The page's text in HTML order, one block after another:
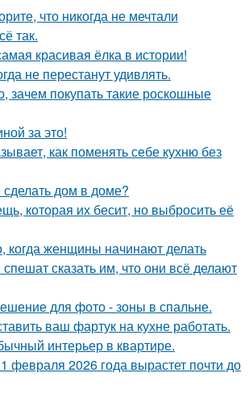
что никогда не мечтали
так.
красивая ёлка в истории!
не перестанут удивлять.
зачем покупать такие роскошные
за это!
как поменять себе кухню без
дом в доме?
которая их бесит, но выбросить её
когда женщины начинают делать
сказать им, что они всё делают
для фото - зоны в спальне.
ваш фартук на кухне работать.
интерьер в квартире.
февраля 2026 года вырастет почти до